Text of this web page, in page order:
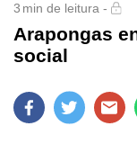
3 min de leitura -
Arapongas
social